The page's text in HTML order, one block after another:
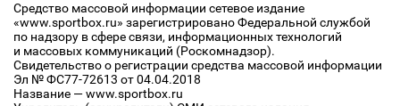
Средство массовой информации сетевое издание
«www.sportbox.ru» зарегистрировано Федеральной службой
по надзору в сфере связи, информационных технологий
и массовых коммуникаций (Роскомнадзор).
Свидетельство о регистрации средства массовой информации
Эл № ФС77-72613 от 04.04.2018
Название — www.sportbox.ru